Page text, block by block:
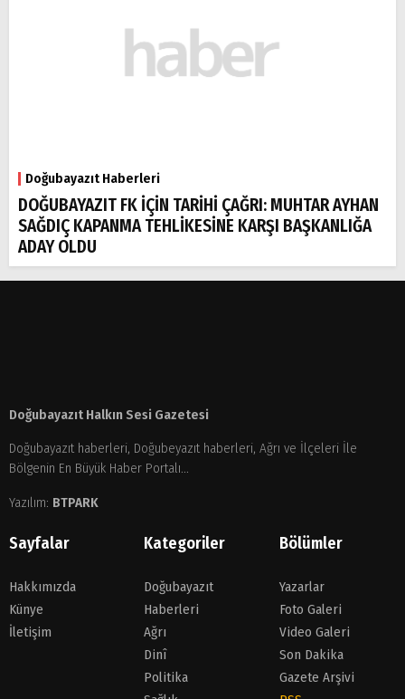
Doğubayazıt Haberleri
DOĞUBAYAZIT FK İÇİN TARİHİ ÇAĞRI: MUHTAR AYHAN
SAĞDIÇ KAPANMA TEHLİKESİNE KARŞI BAŞKANLIĞA
ADAY OLDU
Doğubayazıt Halkın Sesi Gazetesi
Doğubayazıt haberleri, Doğubeyazıt haberleri, Ağrı ve İlçeleri İle
Bölgenin En Büyük Haber Portalı...
Yazılım: BTPARK
Sayfalar
Hakkımızda
Künye
İletişim
Kategoriler
Doğubayazıt
Haberleri
Ağrı
Dinî
Politika
Bölümler
Yazarlar
Foto Galeri
Video Galeri
Son Dakika
Gazete Arşivi